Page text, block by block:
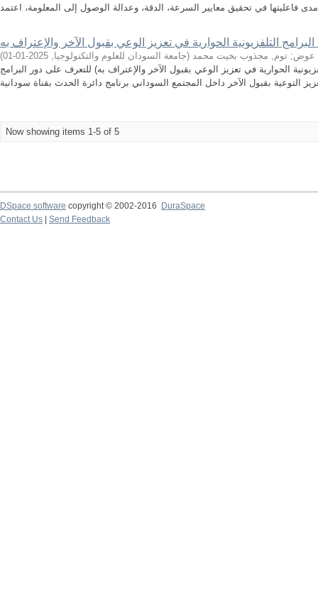
البرامج التلفزيونية الحوارية في تعزيز الوعي بقبول الآخر والإعتراف به
عوض; توم, مجذوب بخيت محمد (جامعة السودان للعلوم والتكنولوجيا,
2025-01-01
)
الحوارية في تعزيز الوعي بقبول الآخر والإعتراف به) للتعرف على دور البرامج
Now showing items 1-5 of 5
DSpace software copyright © 2002-2016
DuraSpace
Contact Us
Send Feedback